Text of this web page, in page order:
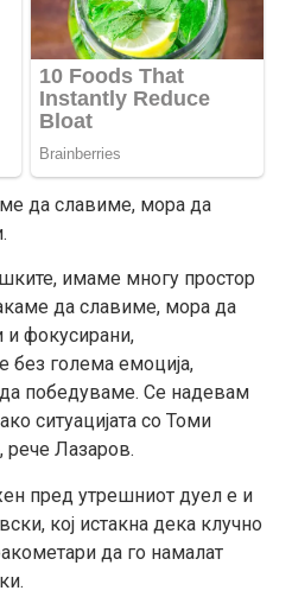
да славиме, мора да
имаме многу простор
да славиме, мора да
и фокусирани,
без голема емоција,
победуваме. Се надевам
ситуацијата со Томи
рече Лазаров.
пред утрешниот дуел е и
кој истакна дека клучно
да го намалат